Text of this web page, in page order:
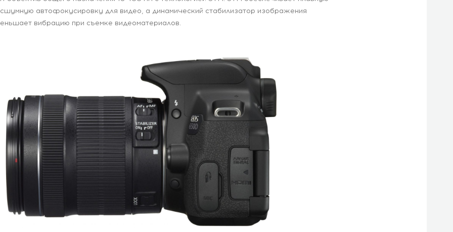
автофокусировку для видео, а динамический стабилизатор изображения
вибрацию при съемке видеоматериалов.